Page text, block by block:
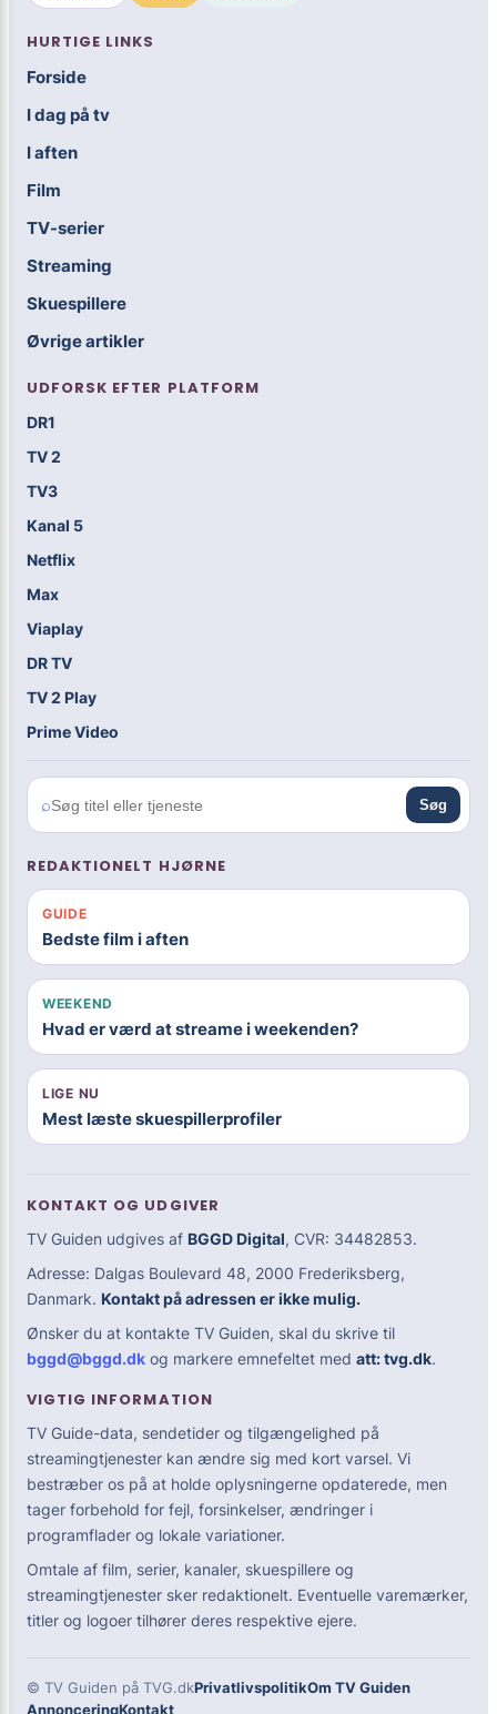
HURTIGE LINKS
Forside
I dag på tv
I aften
Film
TV-serier
Streaming
Skuespillere
Øvrige artikler
UDFORSK EFTER PLATFORM
DR1
TV 2
TV3
Kanal 5
Netflix
Max
Viaplay
DR TV
TV 2 Play
Prime Video
⌕ Søg
REDAKTIONELT HJØRNE
GUIDE
Bedste film i aften
WEEKEND
Hvad er værd at streame i weekenden?
LIGE NU
Mest læste skuespillerprofiler
KONTAKT OG UDGIVER
TV Guiden udgives af BGGD Digital, CVR: 34482853.
Adresse: Dalgas Boulevard 48, 2000 Frederiksberg,
Danmark. Kontakt på adressen er ikke mulig.
Ønsker du at kontakte TV Guiden, skal du skrive til
bggd@bggd.dk og markere emnefeltet med att: tvg.dk.
VIGTIG INFORMATION
TV Guide-data, sendetider og tilgængelighed på
streamingtjenester kan ændre sig med kort varsel. Vi
bestræber os på at holde oplysningerne opdaterede, men
tager forbehold for fejl, forsinkelser, ændringer i
programflader og lokale variationer.
Omtale af film, serier, kanaler, skuespillere og
streamingtjenester sker redaktionelt. Eventuelle varemærker,
titler og logoer tilhører deres respektive ejere.
© TV Guiden på TVG.dkPrivatlivspolitikOm TV Guiden
AnnonceringKontakt